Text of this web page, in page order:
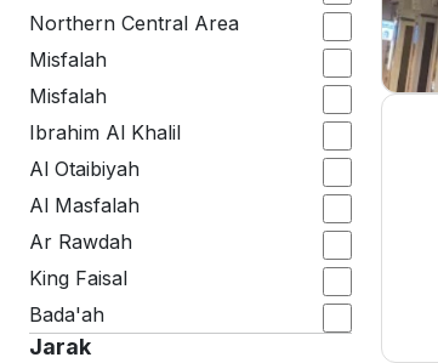
Northern Central Area
Misfalah
Misfalah
Ibrahim Al Khalil
Al Otaibiyah
Al Masfalah
Ar Rawdah
King Faisal
Bada'ah
Jarak